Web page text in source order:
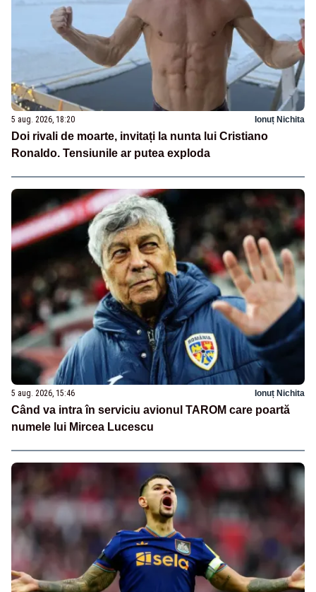
5 aug. 2026, 18:20 Ionuț Nichita
Doi rivali de moarte, invitați la nunta lui Cristiano
Ronaldo. Tensiunile ar putea exploda
5 aug. 2026, 15:46 Ionuț Nichita
Când va intra în serviciu avionul TAROM care poartă
numele lui Mircea Lucescu